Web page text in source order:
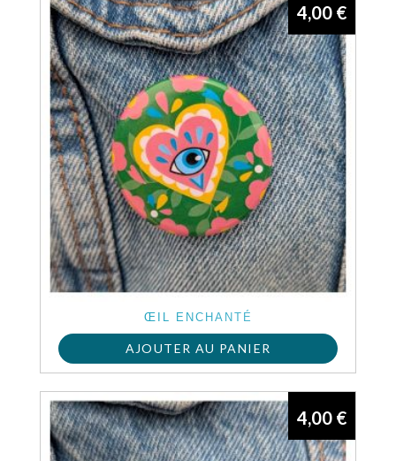
ŒIL ENCHANTÉ
4,00 €
AJOUTER AU PANIER
4,00 €